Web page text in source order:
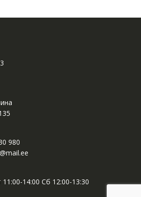
980
14:00 Сб 12:00-13:30